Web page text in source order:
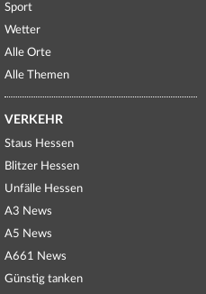
Sport
Wetter
Alle Orte
Alle Themen
VERKEHR
Staus Hessen
Blitzer Hessen
Unfälle Hessen
A3 News
A5 News
A661 News
Günstig tanken